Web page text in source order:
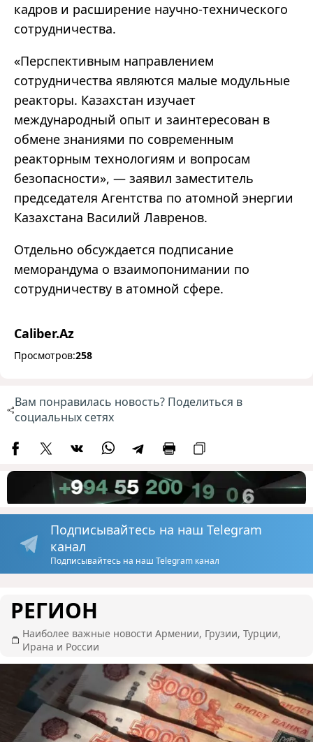
кадров и расширение научно-технического
сотрудничества.
«Перспективным направлением
сотрудничества являются малые модульные
реакторы. Казахстан изучает
международный опыт и заинтересован в
обмене знаниями по современным
реакторным технологиям и вопросам
безопасности», — заявил заместитель
председателя Агентства по атомной энергии
Казахстана Василий Лавренов.
Отдельно обсуждается подписание
меморандума о взаимопонимании по
сотрудничеству в атомной сфере.
Caliber.Az
Просмотров:258
Вам понравилась новость? Поделиться в
социальных сетях
Подписывайтесь на наш Telegram
канал
Подписывайтесь на наш Telegram канал
РЕГИОН
Наиболее важные новости Армении, Грузии, Турции,
Ирана и России